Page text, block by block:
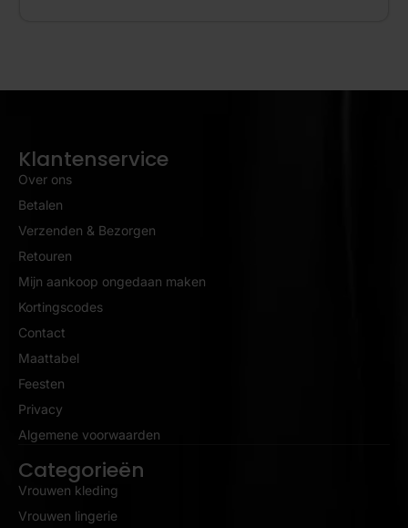
Klantenservice
Over ons
Betalen
Verzenden & Bezorgen
Retouren
Mijn aankoop ongedaan maken
Kortingscodes
Contact
Maattabel
Feesten
Privacy
Algemene voorwaarden
Categorieën
Vrouwen kleding
Vrouwen lingerie